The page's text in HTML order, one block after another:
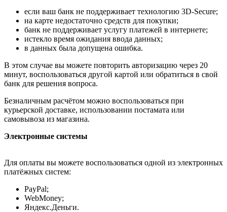
если ваш банк не поддерживает технологию 3D-Secure;
на карте недостаточно средств для покупки;
банк не поддерживает услугу платежей в интернете;
истекло время ожидания ввода данных;
в данных была допущена ошибка.
В этом случае вы можете повторить авторизацию через 20
минут, воспользоваться другой картой или обратиться в свой
банк для решения вопроса.
Безналичным расчётом можно воспользоваться при
курьерской доставке, использовании постамата или
самовывоза из магазина.
Электронные системы
Для оплаты вы можете воспользоваться одной из электронных
платёжных систем:
PayPal;
WebMoney;
Яндекс.Деньги.